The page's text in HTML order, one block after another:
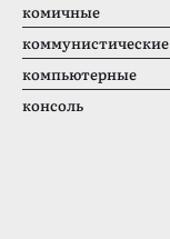
комичные
коммунистические
компьютерные
консоль